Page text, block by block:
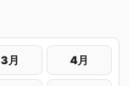
3月 4月